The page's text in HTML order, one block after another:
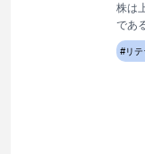
株は
であ
更新
けて
#リ